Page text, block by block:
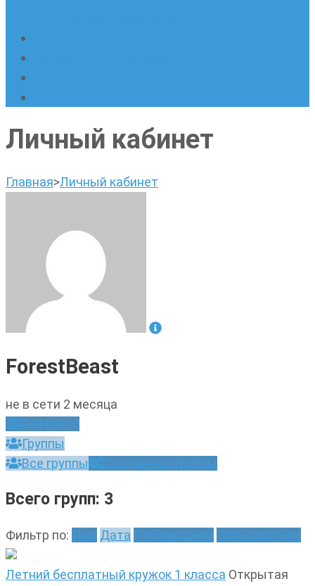
Личный кабинет
Главная>Личный кабинет
ForestBeast
не в сети 2 месяца
Рейтинг 0
Группы
Все группы
Созданные группы
Всего групп: 3
Фильтр по: Имя Дата Публикациям Пользователи
Летний бесплатный кружок 1 класса Открытая